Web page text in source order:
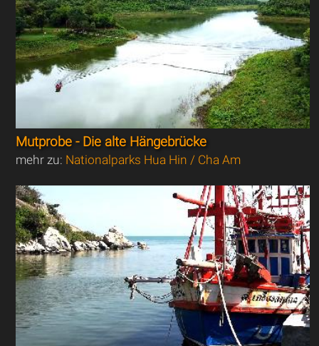
Mutprobe - Die alte Hängebrücke
mehr zu: Nationalparks Hua Hin / Cha Am